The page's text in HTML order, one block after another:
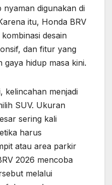
nyaman digunakan di
itu, Honda BRV
desain
dan fitur yang
gaya hidup masa kini.
kelincahan menjadi
SUV. Ukuran
sering kali
harus
atau area parkir
2026 mencoba
melalui